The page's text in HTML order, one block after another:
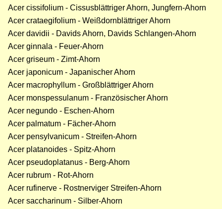
Acer cissifolium - Cissusblättriger Ahorn, Jungfern-Ahorn
Acer crataegifolium - Weißdornblättriger Ahorn
Acer davidii - Davids Ahorn, Davids Schlangen-Ahorn
Acer ginnala - Feuer-Ahorn
Acer griseum - Zimt-Ahorn
Acer japonicum - Japanischer Ahorn
Acer macrophyllum - Großblättriger Ahorn
Acer monspessulanum - Französischer Ahorn
Acer negundo - Eschen-Ahorn
Acer palmatum - Fächer-Ahorn
Acer pensylvanicum - Streifen-Ahorn
Acer platanoides - Spitz-Ahorn
Acer pseudoplatanus - Berg-Ahorn
Acer rubrum - Rot-Ahorn
Acer rufinerve - Rostnerviger Streifen-Ahorn
Acer saccharinum - Silber-Ahorn